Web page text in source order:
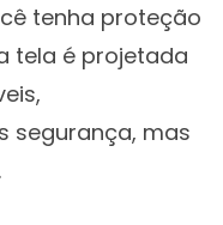
tenha proteção
tela é projetada
segurança, mas